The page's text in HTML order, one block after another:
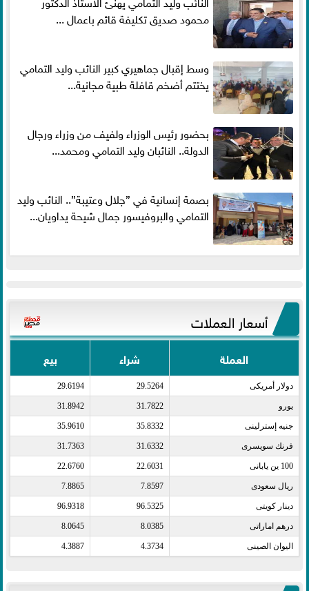
محمود صديق تكليفة قائم باعمال ...
وسط إقبال جماهيري كبير النائب وليد التمامي
يختتم أضخم قافلة طبية مجانية...
بحضور رئيس الوزراء ولفيف من وزراء ورجال
الدولة.. النائبان وليد التمامي ومحمد...
بصمة إنسانية في ”جلال وعتيبة”.. النائب وليد
التمامي والبروفيسور جمال شيحة يداويان...
أسعار العملات
العملة شراء بيع
دولار أمريكى​ 29.5264
29.6194
يورو​ 31.7822
31.8942
جنيه إسترلينى​ 35.8332
35.9610
فرنك سويسرى​ 31.6332
31.7363
100 ين يابانى​ 22.6031
22.6760
ريال سعودى​ 7.8597
7.8865
دينار كويتى​ 96.5325
96.9318
درهم اماراتى​ 8.0385
8.0645
اليوان الصينى​ 4.3734
4.3887